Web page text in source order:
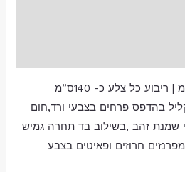
בהדפס פרחים בצבעי ורד,חום
שמנת זהב ,בשילוב בד תחרה גמיש
חרוזים ופאיטים בצבע